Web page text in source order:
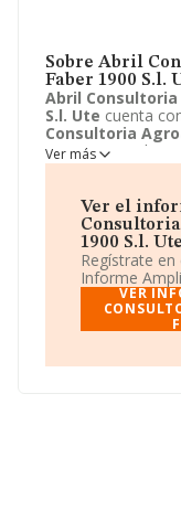
Sobre Abril
Faber 1900 S.l.
Abril Consultoria
S.l. Ute cuenta
Consultoria
Utetiene su
Republica
actividades
Agroambiental
inscrita como
Ver más
Ver el
1900 S.l.
Regístrate
Informe
VER